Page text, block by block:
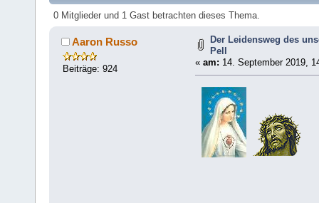
0 Mitglieder und 1 Gast betrachten dieses Thema.
Aaron Russo
Beiträge: 924
Der Leidensweg des
Pell
« am: 14. September 2019,